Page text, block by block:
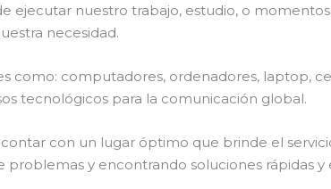
ejecutar nuestro trabajo, estudio, o
necesidad.
como: computadores, ordenadores, laptop,
tecnológicos para la comunicación global.
con un lugar óptimo que brinde el
y encontrando soluciones rápidas y